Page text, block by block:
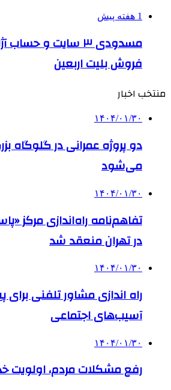
1 هفته پیش
مسدودی ۳ سایت و
فروش بلیت اربعین
منتخب اخبار
۱۴۰۴/۰۱/۳۰
دو پروژه عمرانی در گلوگاه
می‌شود
۱۴۰۴/۰۱/۳۰
تفاهم‌نامه راه‌اندازی مرکز
در تهران منعقد شد
۱۴۰۴/۰۱/۳۰
راه اندازی مشاور تلفنی برای
آسیب‌های اجتماعی
۱۴۰۴/۰۱/۳۰
رفع مشکلات مردم، اولویت